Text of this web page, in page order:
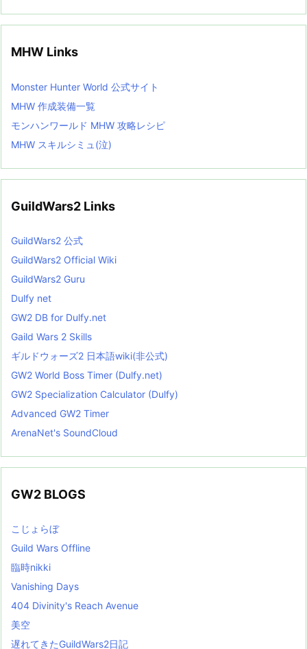
MHW Links
Monster Hunter World 公式サイト
MHW 作成装備一覧
モンハンワールド MHW 攻略レシピ
MHW スキルシミュ(泣)
GuildWars2 Links
GuildWars2 公式
GuildWars2 Official Wiki
GuildWars2 Guru
Dulfy net
GW2 DB for Dulfy.net
Gaild Wars 2 Skills
ギルドウォーズ2 日本語wiki(非公式)
GW2 World Boss Timer (Dulfy.net)
GW2 Specialization Calculator (Dulfy)
Advanced GW2 Timer
ArenaNet's SoundCloud
GW2 BLOGS
こじょらぼ
Guild Wars Offline
臨時nikki
Vanishing Days
404 Divinity's Reach Avenue
美空
遅れてきたGuildWars2日記